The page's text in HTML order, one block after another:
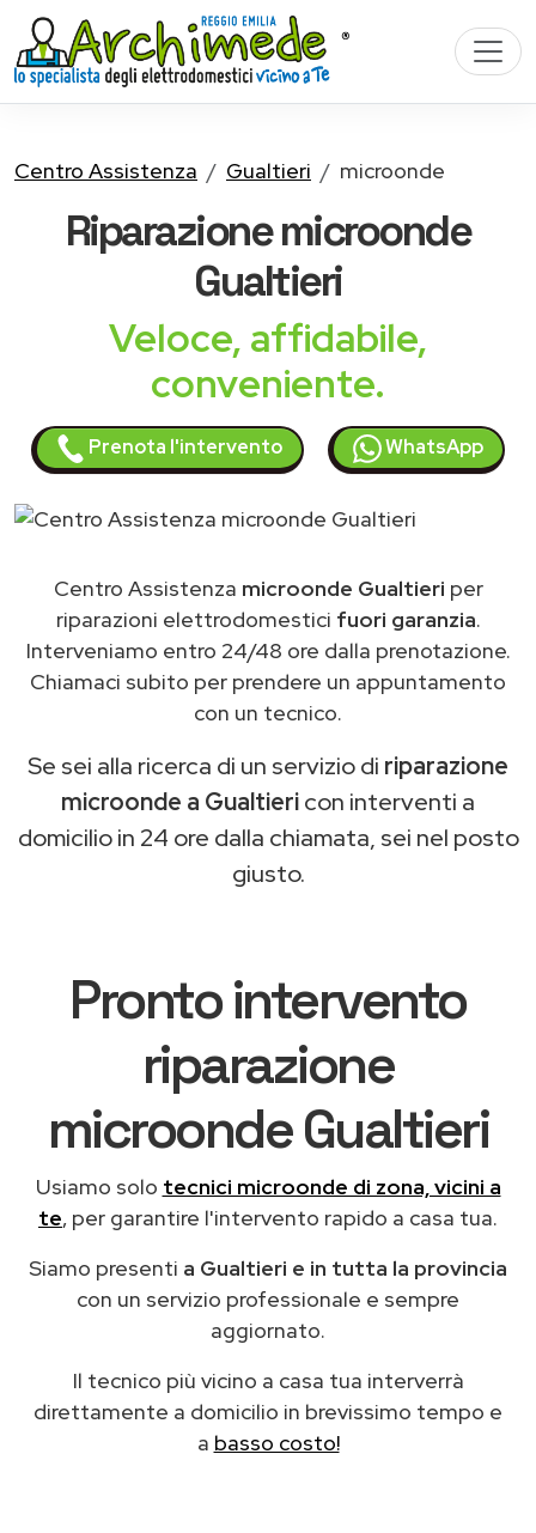
Centro Assistenza Gualtieri microonde
Riparazionemicroonde
Gualtieri
Veloce, affidabile,
conveniente.
Prenota l'intervento WhatsApp
Centro Assistenza microonde Gualtieri per
riparazioni elettrodomestici fuori garanzia.
Interveniamo entro 24/48 ore dalla prenotazione.
Chiamaci subito per prendere un appuntamento
con un tecnico.
Se sei alla ricerca di un servizio di riparazione
microonde a Gualtiericon interventi a
domicilio in 24 ore dalla chiamata, sei nel posto
giusto.
Pronto intervento
riparazione
microonde Gualtieri
Usiamo solo tecnici microonde di zona, vicini a
te, per garantire l'intervento rapido a casa tua.
Siamo presenti a Gualtieri e in tutta la provincia
con un servizio professionale e sempre
aggiornato.
Il tecnico più vicino a casa tua interverrà
direttamente a domicilio in brevissimo tempo e
a basso costo!